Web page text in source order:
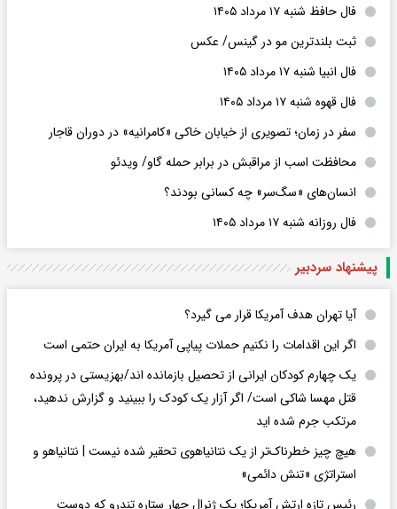
فال حافظ شنبه ۱۷ مرداد ۱۴۰۵
ثبت بلندترین مو در گینس/ عکس
فال انبیا شنبه ۱۷ مرداد ۱۴۰۵
فال قهوه شنبه ۱۷ مرداد ۱۴۰۵
سفر در زمان؛ تصویری از خیابان خاکی «کامرانیه» در دوران قاجار
محافظت اسب از مراقبش در برابر حمله گاو/ ویدئو
انسان‌های «سگ‌سر» چه کسانی بودند؟
فال روزانه شنبه ۱۷ مرداد ۱۴۰۵
پیشنهاد سردبیر
آیا تهران هدف آمریکا قرار می گیرد؟
اگر این اقدامات را نکنیم حملات پیاپی آمریکا به ایران حتمی است
یک چهارم کودکان ایرانی از تحصیل بازمانده اند/بهزیستی در پرونده
قتل مهسا شاکی است/ اگر آزار یک کودک را ببینید و گزارش ندهید،
مرتکب جرم شده اید
هیچ چیز خطرناک‌تر از یک نتانیاهوی تحقیر شده نیست | نتانیاهو و
استراتژی «تنش دائمی»
رئیس تازه ارتش آمریکا؛ یک ژنرال چهار ستاره تندرو که دوست